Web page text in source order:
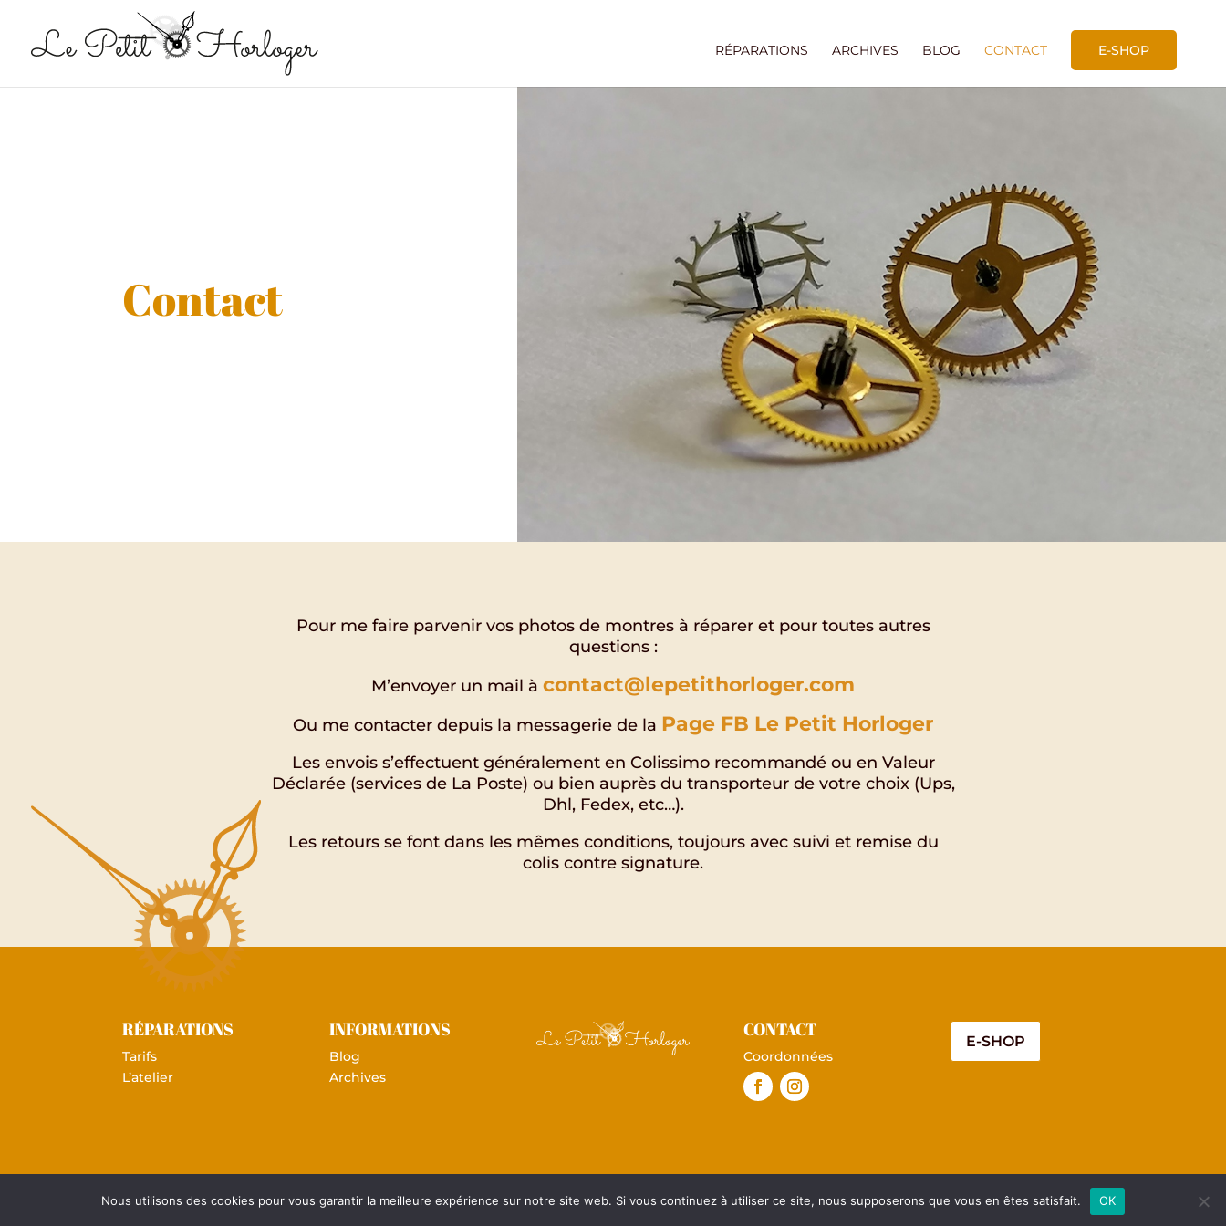
RÉPARATIONS ARCHIVES BLOG CONTACT E-SHOP
Contact
Pour me faire parvenir vos photos de montres à réparer et pour toutes autres
questions :
M’envoyer un mail à contact@lepetithorloger.com
Ou me contacter depuis la messagerie de la Page FB Le Petit Horloger
Les envois s’effectuent généralement en Colissimo recommandé ou en Valeur
Déclarée (services de La Poste) ou bien auprès du transporteur de votre choix (Ups,
Dhl, Fedex, etc…).
Les retours se font dans les mêmes conditions, toujours avec suivi et remise du
colis contre signature.
RÉPARATIONS
Tarifs
L’atelier
INFORMATIONS
Blog
Archives
CONTACT
Coordonnées
E-SHOP
© 2021 Le Petit Horloger |Mentions légales
Nous utilisons des cookies pour vous garantir la meilleure expérience sur notre site web. Si vous continuez à utiliser ce site, nous supposerons que vous en êtes satisfait. OK